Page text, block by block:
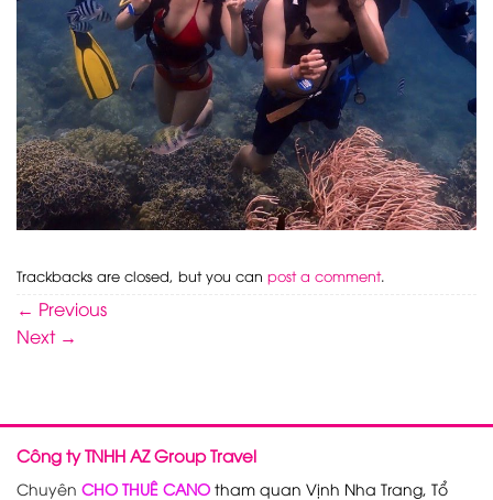
Trackbacks are closed, but you can post a comment.
← Previous
Next →
Công ty TNHH AZ Group Travel
Chuyên CHO THUÊ CANO tham quan Vịnh Nha Trang, Tổ